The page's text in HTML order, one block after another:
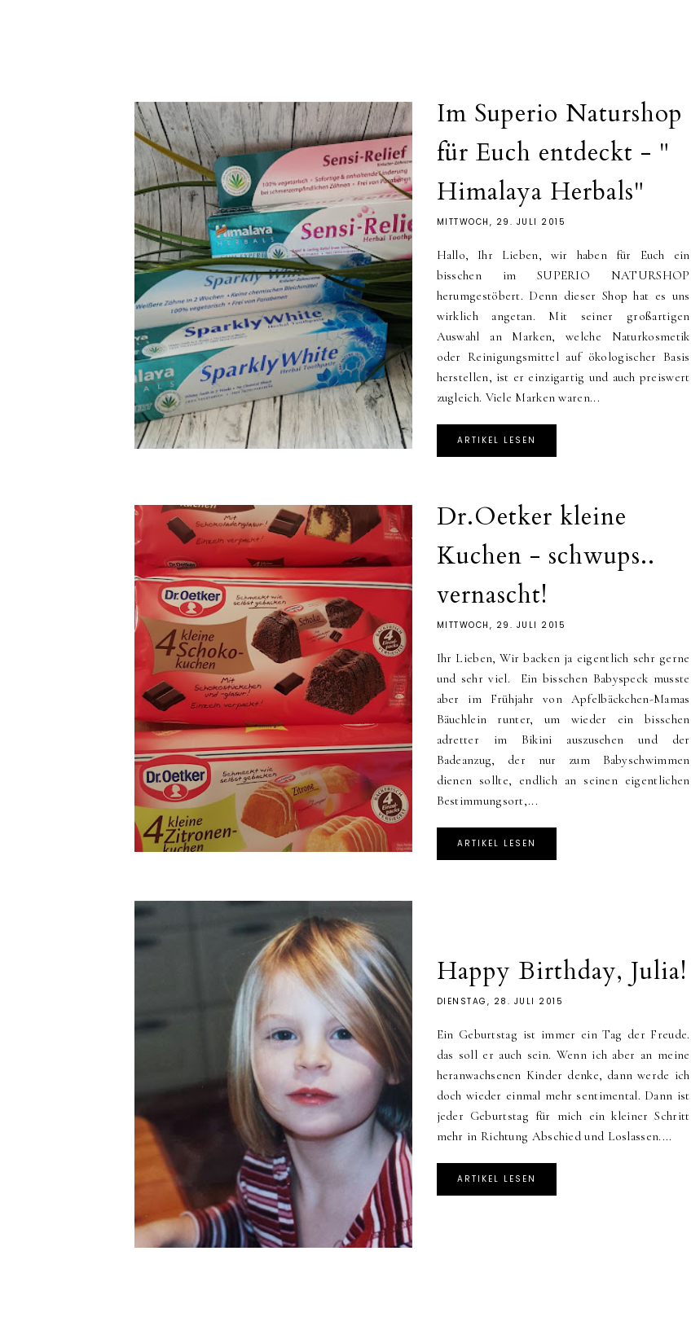
Im Superio Naturshop
für Euch entdeckt - "
Himalaya Herbals"
MITTWOCH, 29. JULI 2015
Hallo, Ihr Lieben, wir haben für Euch ein
bisschen im SUPERIO NATURSHOP
herumgestöbert. Denn dieser Shop hat es uns
wirklich angetan. Mit seiner großartigen
Auswahl an Marken, welche Naturkosmetik
oder Reinigungsmittel auf ökologischer Basis
herstellen, ist er einzigartig und auch preiswert
zugleich. Viele Marken waren...
ARTIKEL LESEN
Dr.Oetker kleine
Kuchen - schwups..
vernascht!
MITTWOCH, 29. JULI 2015
Ihr Lieben, Wir backen ja eigentlich sehr gerne
und sehr viel. Ein bisschen Babyspeck musste
aber im Frühjahr von Apfelbäckchen-Mamas
Bäuchlein runter, um wieder ein bisschen
adretter im Bikini auszusehen und der
Badeanzug, der nur zum Babyschwimmen
dienen sollte, endlich an seinen eigentlichen
Bestimmungsort,...
ARTIKEL LESEN
Happy Birthday, Julia!
DIENSTAG, 28. JULI 2015
Ein Geburtstag ist immer ein Tag der Freude.
das soll er auch sein. Wenn ich aber an meine
heranwachsenen Kinder denke, dann werde ich
doch wieder einmal mehr sentimental. Dann ist
jeder Geburtstag für mich ein kleiner Schritt
mehr in Richtung Abschied und Loslassen....
ARTIKEL LESEN